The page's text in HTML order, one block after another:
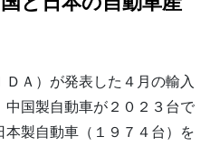
Ａ）が発表した４月の輸入
国製自動車が２０２３台で
製自動車（１９７４台）を